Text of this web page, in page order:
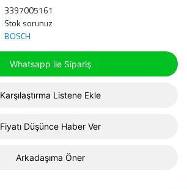
3397005161
Stok sorunuz
BOSCH
Whatsapp ile Sipariş
Karşılaştırma Listene Ekle
Fiyatı Düşünce Haber Ver
Arkadaşıma Öner